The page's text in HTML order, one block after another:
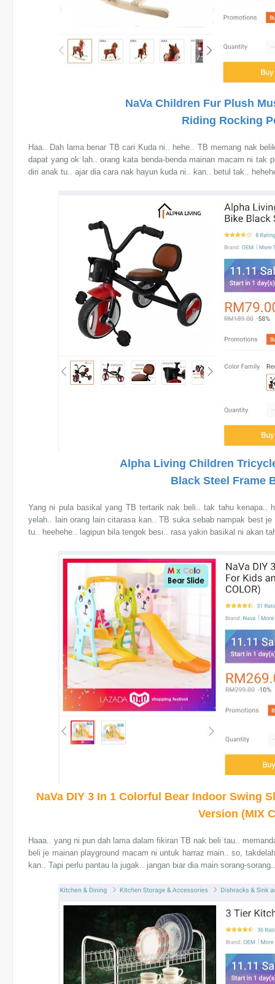
NaVa Children Fur Plush
Riding Rocking
Haa.. Dah lama benar TB cari Kuda ni.. hehe.. TB memang nak
dapat yang ok lah.. orang kata benda-benda mainan macam ni tak
diri anak tu.. ajar dia cara nak hayun kuda ni.. kan.. betul tak..
Alpha Living Children
Black Steel Frame
Yang ni pula basikal yang TB tertarik nak beli.. tak tahu kenapa..
yelah.. lain orang lain citarasa kan.. TB suka sebab nampak best
tu.. heehehe.. lagipun bila tengok besi.. rasa yakin basikal ni akan
NaVa DIY 3 In 1 Colorful Bear Indoor Swing
Version (MIX
Haaa.. yang ni pun dah lama dalam fikiran TB nak beli tau..
beli je mainan playground macam ni untuk harraz main.. so,
kan.. Tapi perlu pantau la jugak.. jangan biar dia main sorang-